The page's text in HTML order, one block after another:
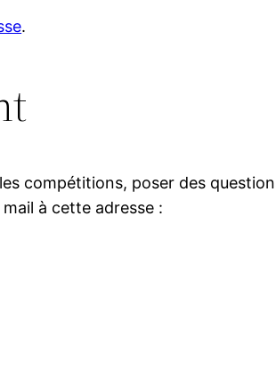
.
compétitions, poser des
à cette adresse :